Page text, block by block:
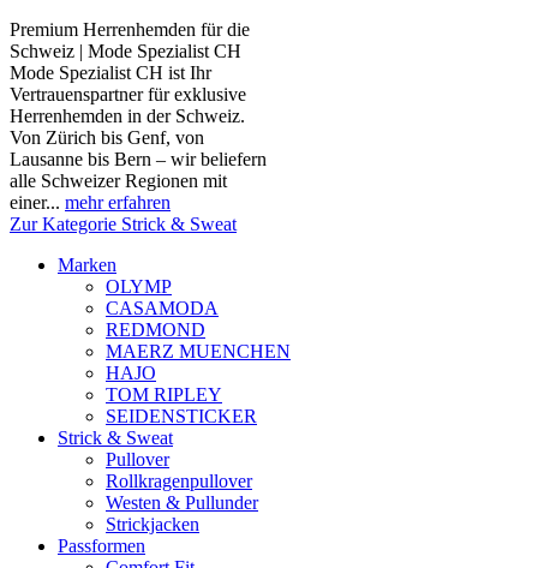
Premium Herrenhemden für die
Schweiz | Mode Spezialist CH
Mode Spezialist CH ist Ihr
Vertrauenspartner für exklusive
Herrenhemden in der Schweiz.
Von Zürich bis Genf, von
Lausanne bis Bern – wir beliefern
alle Schweizer Regionen mit
einer... mehr erfahren
Zur Kategorie Strick & Sweat
Marken
OLYMP
CASAMODA
REDMOND
MAERZ MUENCHEN
HAJO
TOM RIPLEY
SEIDENSTICKER
Strick & Sweat
Pullover
Rollkragenpullover
Westen & Pullunder
Strickjacken
Passformen